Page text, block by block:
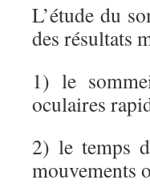
L’étude du
des résultats
1) le
oculaires
2) le temps
mouvements